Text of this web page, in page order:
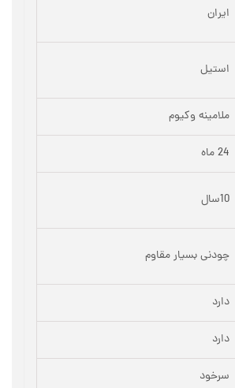
ایران
استیل
ملامینه وکیوم
24 ماه
10سال
چودنی بسیار مقاوم
دارد
دارد
سرخود